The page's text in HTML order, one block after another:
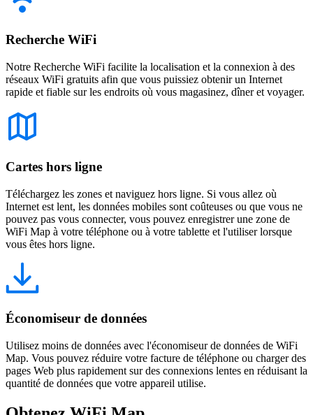
Recherche WiFi
Notre Recherche WiFi facilite la localisation et la connexion à des
réseaux WiFi gratuits afin que vous puissiez obtenir un Internet
rapide et fiable sur les endroits où vous magasinez, dîner et voyager.
Cartes hors ligne
Téléchargez les zones et naviguez hors ligne. Si vous allez où
Internet est lent, les données mobiles sont coûteuses ou que vous ne
pouvez pas vous connecter, vous pouvez enregistrer une zone de
WiFi Map à votre téléphone ou à votre tablette et l'utiliser lorsque
vous êtes hors ligne.
Économiseur de données
Utilisez moins de données avec l'économiseur de données de WiFi
Map. Vous pouvez réduire votre facture de téléphone ou charger des
pages Web plus rapidement sur des connexions lentes en réduisant la
quantité de données que votre appareil utilise.